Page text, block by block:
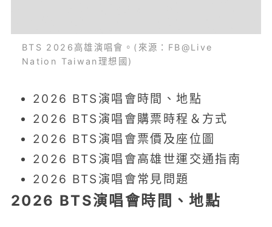
BTS 2026高雄演唱會。(來源：FB@Live
Nation Taiwan理想國)
2026 BTS演唱會時間、地點
2026 BTS演唱會購票時程＆方式
2026 BTS演唱會票價及座位圖
2026 BTS演唱會高雄世運交通指南
2026 BTS演唱會常見問題
2026 BTS演唱會時間、地點